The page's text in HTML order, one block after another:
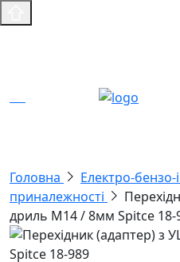
Головнa Електро-бензо-
приналежності
дриль М14 / 8мм Spitce 18-